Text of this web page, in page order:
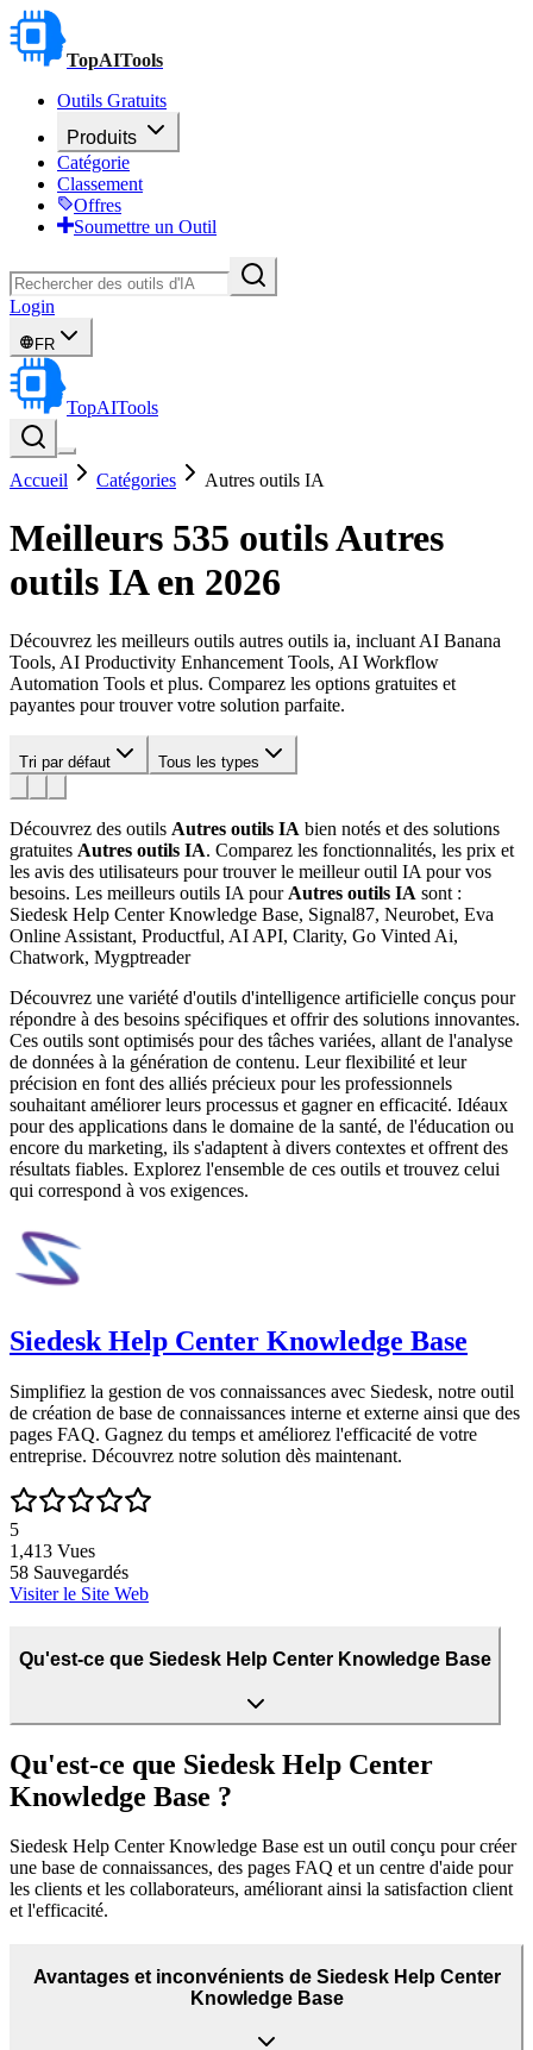
TopAITools
Outils Gratuits
Produits
Catégorie
Classement
Offres
Soumettre un Outil
Login
FR
TopAITools
Accueil Catégories Autres outils IA
Meilleurs 535 outilsAutres
outils IAen 2026
Découvrez les meilleurs outils autres outils ia, incluant AI Banana
Tools, AI Productivity Enhancement Tools, AI Workflow
Automation Tools et plus. Comparez les options gratuites et
payantes pour trouver votre solution parfaite.
Tri par défaut Tous les types
Découvrez des outils Autres outils IA bien notés et des solutions
gratuites Autres outils IA. Comparez les fonctionnalités, les prix et
les avis des utilisateurs pour trouver le meilleur outil IA pour vos
besoins. Les meilleurs outils IA pour Autres outils IA sont :
Siedesk Help Center Knowledge Base, Signal87, Neurobet, Eva
Online Assistant, Productful, AI API, Clarity, Go Vinted Ai,
Chatwork, Mygptreader
Découvrez une variété d'outils d'intelligence artificielle conçus pour
répondre à des besoins spécifiques et offrir des solutions innovantes.
Ces outils sont optimisés pour des tâches variées, allant de l'analyse
de données à la génération de contenu. Leur flexibilité et leur
précision en font des alliés précieux pour les professionnels
souhaitant améliorer leurs processus et gagner en efficacité. Idéaux
pour des applications dans le domaine de la santé, de l'éducation ou
encore du marketing, ils s'adaptent à divers contextes et offrent des
résultats fiables. Explorez l'ensemble de ces outils et trouvez celui
qui correspond à vos exigences.
Siedesk Help Center Knowledge Base
Simplifiez la gestion de vos connaissances avec Siedesk, notre outil
de création de base de connaissances interne et externe ainsi que des
pages FAQ. Gagnez du temps et améliorez l'efficacité de votre
entreprise. Découvrez notre solution dès maintenant.
5
1,413 Vues
58 Sauvegardés
Visiter le Site Web
Qu'est-ce que Siedesk Help Center Knowledge Base
Qu'est-ce que Siedesk Help Center
Knowledge Base ?
Siedesk Help Center Knowledge Base est un outil conçu pour créer
une base de connaissances, des pages FAQ et un centre d'aide pour
les clients et les collaborateurs, améliorant ainsi la satisfaction client
et l'efficacité.
Avantages et inconvénients de Siedesk Help Center
Knowledge Base